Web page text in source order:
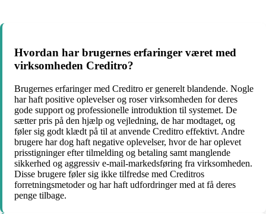
Hvordan har brugernes erfaringer været med
virksomheden Creditro?
Brugernes erfaringer med Creditro er generelt blandende. Nogle
har haft positive oplevelser og roser virksomheden for deres
gode support og professionelle introduktion til systemet. De
sætter pris på den hjælp og vejledning, de har modtaget, og
føler sig godt klædt på til at anvende Creditro effektivt. Andre
brugere har dog haft negative oplevelser, hvor de har oplevet
prisstigninger efter tilmelding og betaling samt manglende
sikkerhed og aggressiv e-mail-markedsføring fra virksomheden.
Disse brugere føler sig ikke tilfredse med Creditros
forretningsmetoder og har haft udfordringer med at få deres
penge tilbage.